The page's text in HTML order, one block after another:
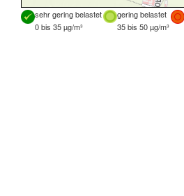
sehr gering belastet gering belastet
0 bis 35 µg/m³
35 bis 50 µg/m³